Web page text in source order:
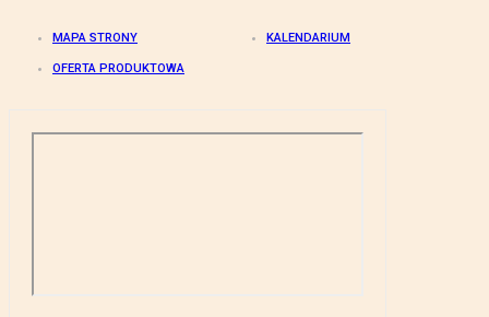
MAPA STRONY KALENDARIUM
OFERTA PRODUKTOWA